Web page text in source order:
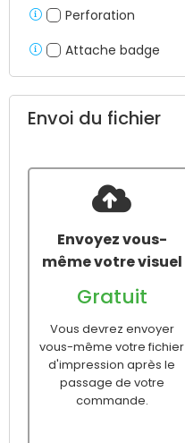
Perforation
Attache badge
Envoi du fichier
Envoyez vous-
même votre visuel
Gratuit
Vous devrez envoyer
vous-même votre fichier
d'impression après le
passage de votre
commande.